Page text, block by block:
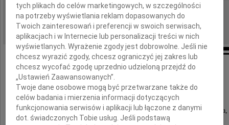
REGION: Białystok
DATA EMISJI: 04.09.2019
Tomaszowi Modelskiemu
wiceprezesowi Stowarzyszenia Schola Humana,
tych plikach do celów marketingowych, w szczególności
na potrzeby wyświetlania reklam dopasowanych do
Twoich zainteresowań i preferencji w swoich serwisach,
aplikacjach i w Internecie lub personalizacji treści w nich
wyświetlanych. Wyrażenie zgody jest dobrowolne. Jeśli nie
chcesz wyrazić zgody, chcesz ograniczyć jej zakres lub
chcesz wycofać zgodę uprzednio udzieloną przejdź do
„Ustawień Zaawansowanych”.
Twoje dane osobowe mogą być przetwarzane także do
celów badania i mierzenia informacji dotyczących
funkcjonowania serwisów i aplikacji lub łączone z danymi
dot. świadczonych Tobie usług. Jeśli podstawą